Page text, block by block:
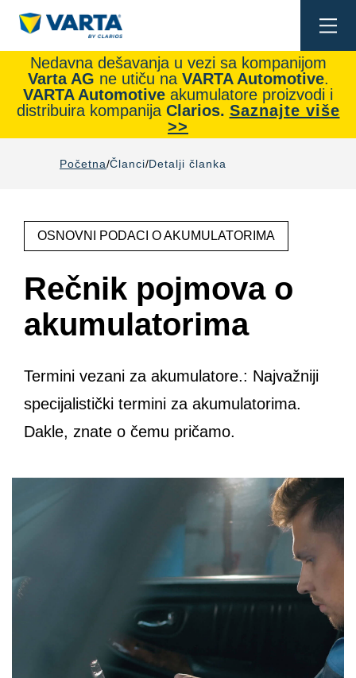
Nedavna dešavanja u vezi sa kompanijom
Varta AG ne utiču na VARTA Automotive.
VARTA Automotive akumulatore proizvodi i
distribuira kompanija Clarios. Saznajte više
>>
Početna Članci Detalji članka
OSNOVNI PODACI O AKUMULATORIMA
Rečnik pojmova o
akumulatorima
Termini vezani za akumulatore.: Najvažniji
specijalistički termini za akumulatorima.
Dakle, znate o čemu pričamo.